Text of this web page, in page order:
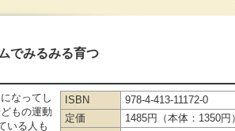
でみるみる育つ
なってし
もの運動
いる人も
ISBN
978-4-413-11172-0
定価
1485円（本体：1350円）